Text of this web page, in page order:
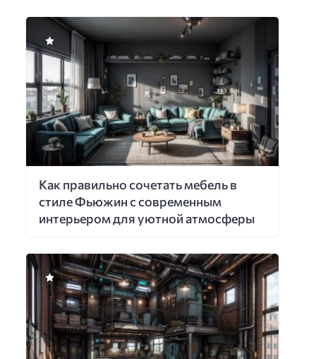
Как правильно сочетать мебель в
стиле Фьюжин с современным
интерьером для уютной атмосферы